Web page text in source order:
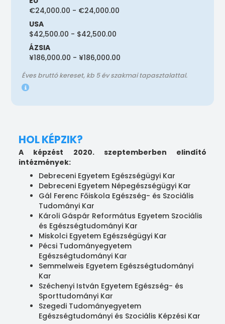
€24,000.00 - €24,000.00
USA
$42,500.00 - $42,500.00
ÁZSIA
¥186,000.00 - ¥186,000.00
Éves bruttó kereset, kb 5 év szakmai tapasztalattal.
HOL KÉPZIK?
A képzést 2020. szeptemberben elindító
intézmények:
Debreceni Egyetem Egészségügyi Kar
Debreceni Egyetem Népegészségügyi Kar
Gál Ferenc Főiskola Egészség- és Szociális
Tudományi Kar
Károli Gáspár Református Egyetem Szociális
és Egészségtudományi Kar
Miskolci Egyetem Egészségügyi Kar
Pécsi Tudományegyetem
Egészségtudományi Kar
Semmelweis Egyetem Egészségtudományi
Kar
Széchenyi István Egyetem Egészség- és
Sporttudományi Kar
Szegedi Tudományegyetem
Egészségtudományi és Szociális Képzési Kar